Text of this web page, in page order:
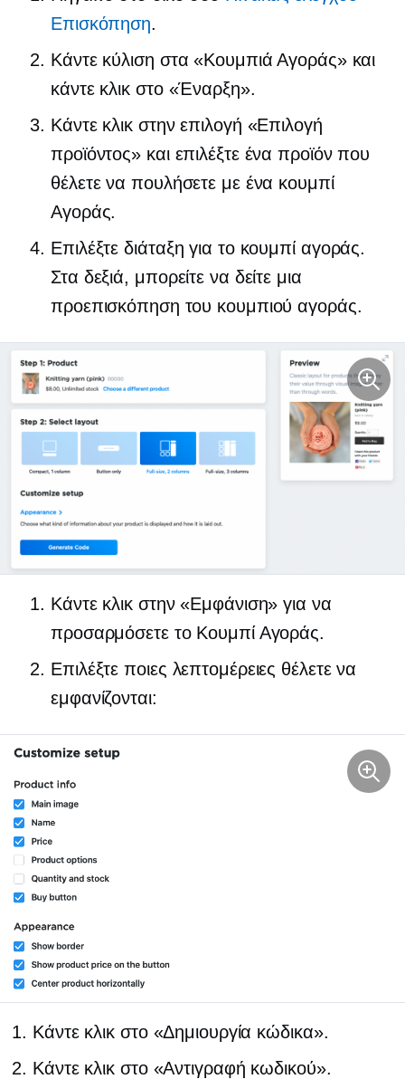
Επισκόπηση.
Κάντε κύλιση στα «Κουμπιά Αγοράς» και
κάντε κλικ στο «Έναρξη».
Κάντε κλικ στην επιλογή «Επιλογή
προϊόντος» και επιλέξτε ένα προϊόν που
θέλετε να πουλήσετε με ένα κουμπί
Αγοράς.
Επιλέξτε διάταξη για το κουμπί αγοράς.
Στα δεξιά, μπορείτε να δείτε μια
προεπισκόπηση του κουμπιού αγοράς.
Κάντε κλικ στην «Εμφάνιση» για να
προσαρμόσετε το Κουμπί Αγοράς.
Επιλέξτε ποιες λεπτομέρειες θέλετε να
εμφανίζονται:
Κάντε κλικ στο «Δημιουργία κώδικα».
Κάντε κλικ στο «Αντιγραφή κωδικού».